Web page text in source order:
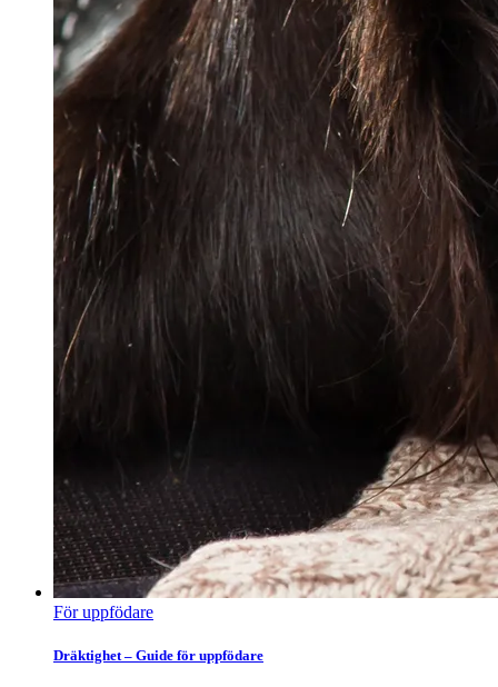
För uppfödare
Dräktighet – Guide för uppfödare